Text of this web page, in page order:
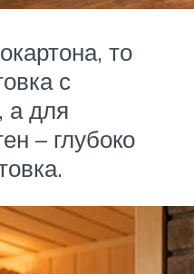
то
с
а для
– глубоко